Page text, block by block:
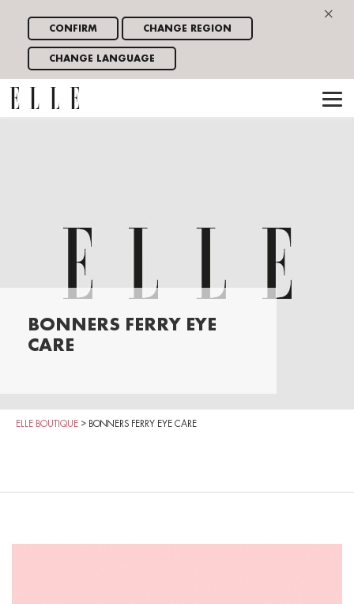
×
CONFIRM CHANGE REGION
CHANGE LANGUAGE
BONNERS FERRY EYE
CARE
ELLE BOUTIQUE > BONNERS FERRY EYE CARE